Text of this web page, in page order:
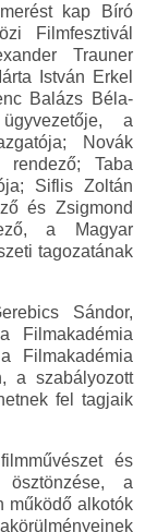
kap Bíró
Filmfesztivál
Trauner
István Erkel
Balázs Béla-
a
Novák
rendező; Taba
Siflis Zoltán
és Zsigmond
a Magyar
tagozatának
Sándor,
Filmakadémia
Filmakadémia
a szabályozott
fel tagjaik
és
a
működő alkotók